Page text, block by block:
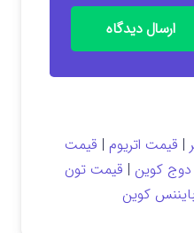
ارسال دیدگاه
| قیمت اتریوم | قیمت
کوین | قیمت تون
کوین